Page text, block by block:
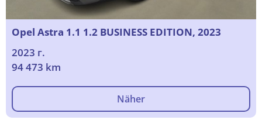
Opel Astra 1.1 1.2 BUSINESS EDITION, 2023
2023 г.
94 473 km
Näher